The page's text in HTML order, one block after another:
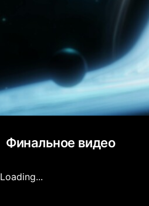
Финальное видео
Loading...